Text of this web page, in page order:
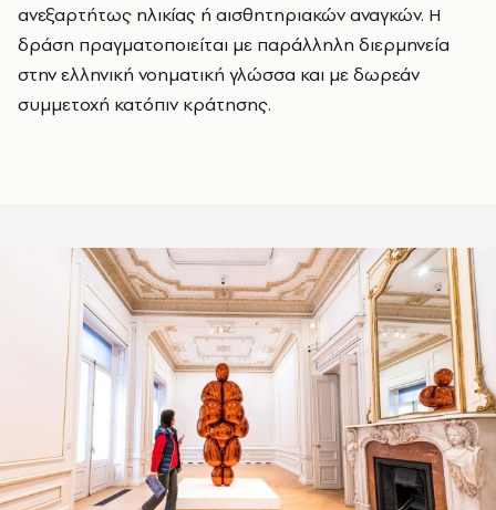
ανεξαρτήτως ηλικίας ή αισθητηριακών αναγκών. Η
δράση πραγματοποιείται με παράλληλη διερμηνεία
στην ελληνική νοηματική γλώσσα και με δωρεάν
συμμετοχή κατόπιν κράτησης.